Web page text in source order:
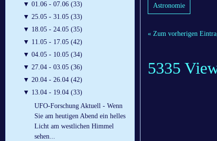
▼ 01.06 - 07.06 (33)
▼ 25.05 - 31.05 (33)
▼ 18.05 - 24.05 (35)
▼ 11.05 - 17.05 (42)
▼ 04.05 - 10.05 (34)
▼ 27.04 - 03.05 (36)
▼ 20.04 - 26.04 (42)
▼ 13.04 - 19.04 (33)
UFO-Forschung Aktuell - Wenn
Sie am heutigen Abend ein helles
Licht am westlichen Himmel
sehen...
Astronomie
« Zum vorherigen
5335